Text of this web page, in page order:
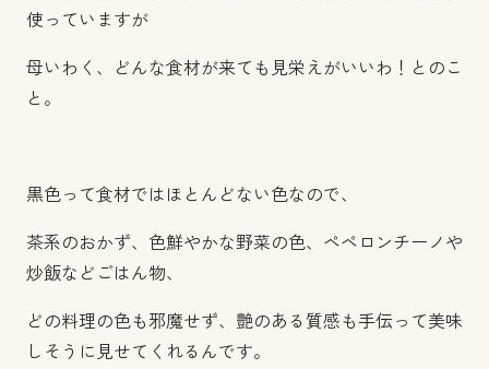
使っていますが
母いわく、どんな食材が来ても見栄えがいいわ！とのこ
と。
黒色って食材ではほとんどない色なので、
茶系のおかず、色鮮やかな野菜の色、ペペロンチーノや
炒飯などごはん物、
どの料理の色も邪魔せず、艶のある質感も手伝って美味
しそうに見せてくれるんです。